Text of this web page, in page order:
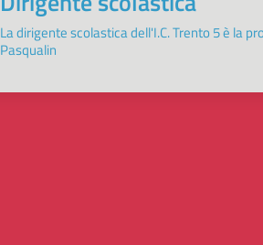
La dirigente scolastica dell'I.C. Trento 5 è la
Pasqualin